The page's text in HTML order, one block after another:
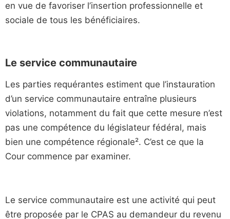
en vue de favoriser l’insertion professionnelle et
sociale de tous les bénéficiaires.
Le service communautaire
Les parties requérantes estiment que l’instauration
d’un service communautaire entraîne plusieurs
violations, notamment du fait que cette mesure n’est
pas une compétence du législateur fédéral, mais
bien une compétence régionale². C’est ce que la
Cour commence par examiner.
Le service communautaire est une activité qui peut
être proposée par le CPAS au demandeur du revenu